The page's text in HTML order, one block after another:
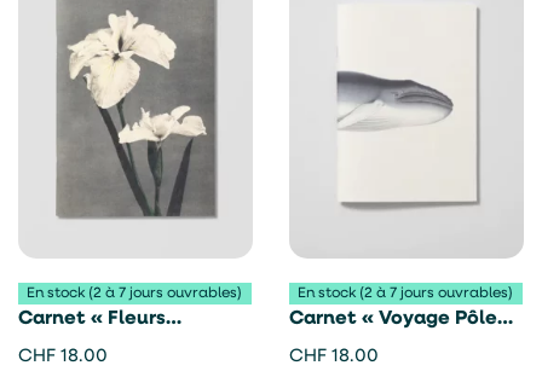
En stock (2 à 7 jours ouvrables)
Carnet « Fleurs
japonaises » – Reliefs
CHF 18.00
En stock (2 à 7 jours ouvrables)
Carnet « Voyage Pôle
Sud » – Reliefs éditions
CHF 18.00